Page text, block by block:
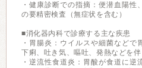
・健康診断での指摘：便潜血陽性
の要精密検査（無症状を含む）
■消化器内科で診療する主な疾患
・胃腸炎：ウイルスや細菌などで
下痢、吐き気、嘔吐、発熱などを伴
・逆流性食道炎：胃酸が食道に逆